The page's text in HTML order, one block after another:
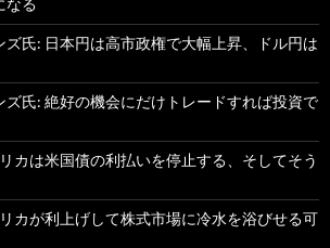
なる
氏: 日本円は高市政権で大幅上昇、ドル円は
氏: 絶好の機会にだけトレードすれば投資で
カは米国債の利払いを停止する、そしてそう
カが利上げして株式市場に冷水を浴びせる可